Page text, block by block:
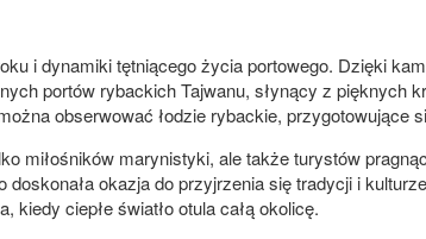
i dynamiki tętniącego życia portowego. Dzięki
portów rybackich Tajwanu, słynący z pięknych
obserwować łodzie rybackie, przygotowujące
miłośników marynistyki, ale także turystów
okazja do przyjrzenia się tradycji i
ciepłe światło otula całą okolicę.